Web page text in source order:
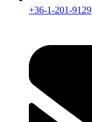
+36-1-201-9129